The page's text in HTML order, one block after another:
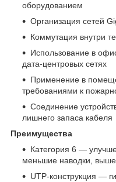
оборудованием
Организация сетей
Коммутация внутри
Использование в
дата‑центровых сетях
Применение в
требованиями к
Соединение
лишнего запаса кабеля
Преимущества
Категория 6 —
меньшие наводки, выше
UTP‑конструкция —